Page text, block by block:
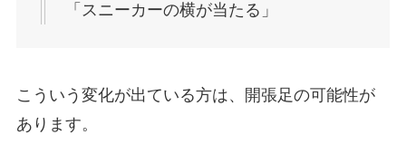
「スニーカーの横が当たる」
こういう変化が出ている方は、開張足の可能性が
あります。